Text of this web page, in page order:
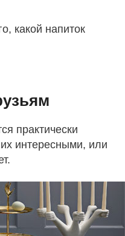
какой напиток
практически
интересными, или